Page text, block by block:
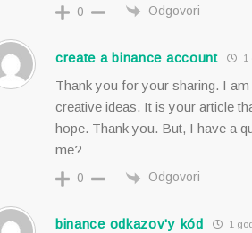
0 Odgovori
create a binance account 1
Thank you for your sharing. I
creative ideas. It is your article
hope. Thank you. But, I have a
me?
0 Odgovori
binance odkazov'y kód 1